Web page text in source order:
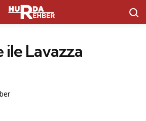
ile Lavazza